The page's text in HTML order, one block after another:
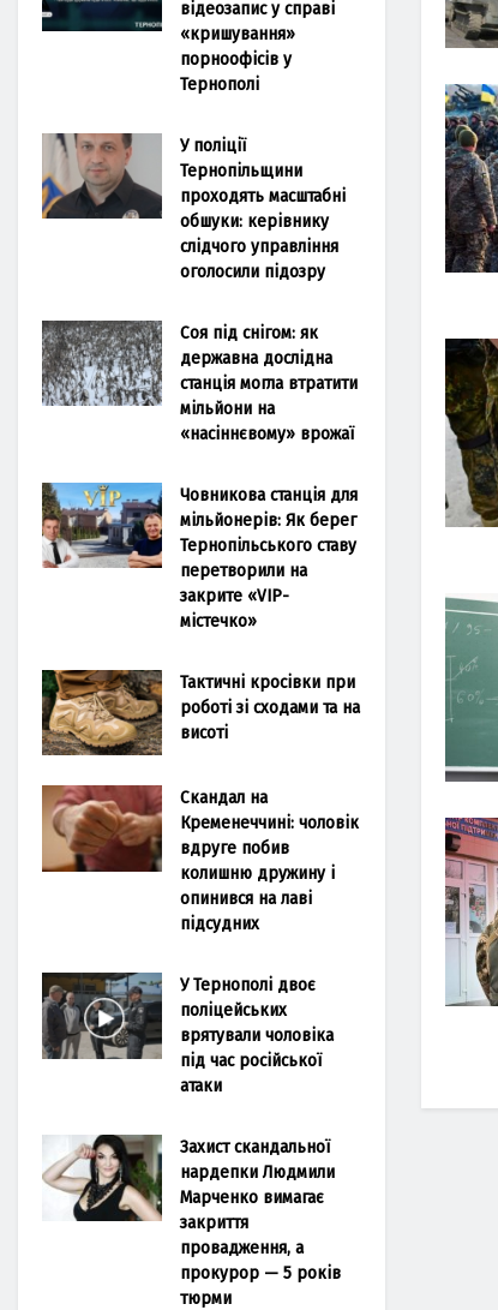
відеозапис у справі
«кришування»
порноофісів у
Тернополі
У поліції
Тернопільщини
проходять масштабні
обшуки: керівнику
слідчого управління
оголосили підозру
Соя під снігом: як
державна дослідна
станція могла втратити
мільйони на
«насіннєвому» врожаї
Човникова станція для
мільйонерів: Як берег
Тернопільського ставу
перетворили на
закрите «VIP-
містечко»
Тактичні кросівки при
роботі зі сходами та на
висоті
Скандал на
Кременеччині: чоловік
вдруге побив
колишню дружину і
опинився на лаві
підсудних
У Тернополі двоє
поліцейських
врятували чоловіка
під час російської
атаки
Захист скандальної
нардепки Людмили
Марченко вимагає
закриття
провадження, а
прокурор — 5 років
тюрми